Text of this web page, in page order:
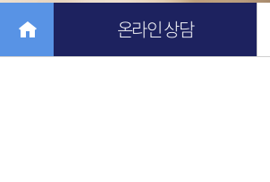
온라인 상담